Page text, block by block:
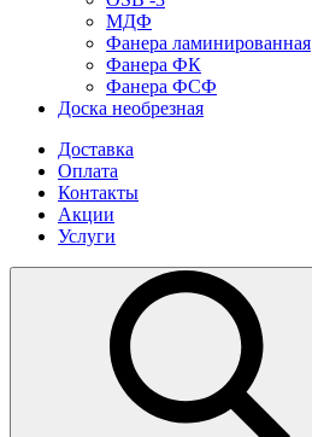
МДФ
Фанера ламинированная
Фанера ФК
Фанера ФСФ
Доска необрезная
Доставка
Оплата
Контакты
Акции
Услуги